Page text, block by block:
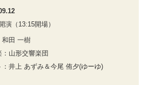
演（13:15開場）
和田 一樹
：山形交響楽団
：井上 あずみ＆今尾 侑夕(ゆーゆ)